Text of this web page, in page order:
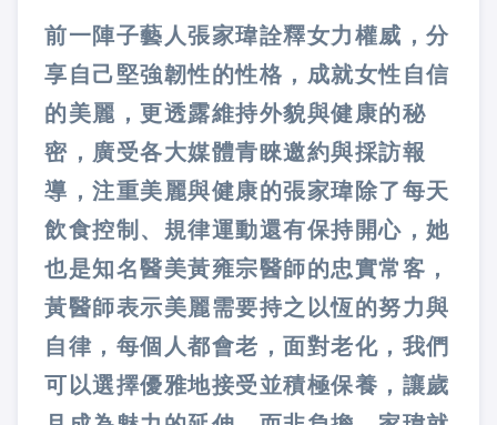
前一陣子藝人張家瑋詮釋女力權威，分
享自己堅強韌性的性格，成就女性自信
的美麗，更透露維持外貌與健康的秘
密，廣受各大媒體青睞邀約與採訪報
導，注重美麗與健康的張家瑋除了每天
飲食控制、規律運動還有保持開心，她
也是知名醫美黃雍宗醫師的忠實常客，
黃醫師表示美麗需要持之以恆的努力與
自律，每個人都會老，面對老化，我們
可以選擇優雅地接受並積極保養，讓歲